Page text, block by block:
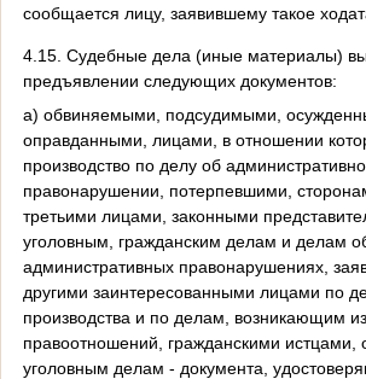
сообщается лицу, заявившему такое
4.15. Судебные дела (иные материалы)
предъявлении следующих документов:
а) обвиняемыми, подсудимыми,
оправданными, лицами, в отношении
производство по делу об
правонарушении, потерпевшими,
третьими лицами, законными
уголовным, гражданским делам и делам
административных правонарушениях,
другими заинтересованными лицами по
производства и по делам, возникающим
правоотношений, гражданскими истцами,
уголовным делам - документа,